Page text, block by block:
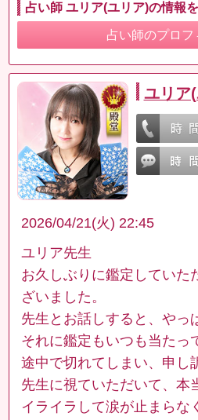
占い師 ユリア(ユリア)の情報
占い師のプロフ
ユリア
2026/04/21(火) 22:45
ユリア先生
お久しぶりに鑑定していた
ざいました。
先生とお話しすると、やっ
それに鑑定もいつも当たっ
途中で切れてしまい、申し
先生に視ていただいて、本
イライラして涙が止まらな